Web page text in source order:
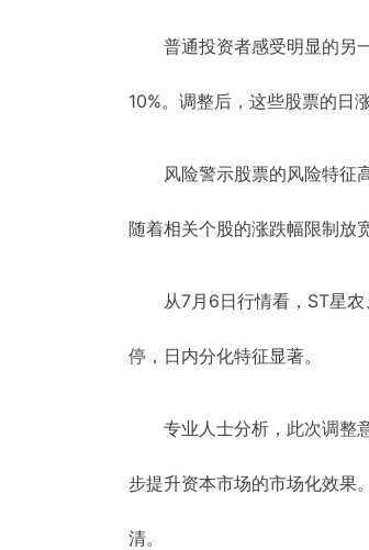
普通投资者感受明显的另
10%。调整后，这些股票的日
风险警示股票的风险特征
随着相关个股的涨跌幅限制放
从7月6日行情看，ST星
停，日内分化特征显著。
专业人士分析，此次调整
步提升资本市场的市场化效果
清。